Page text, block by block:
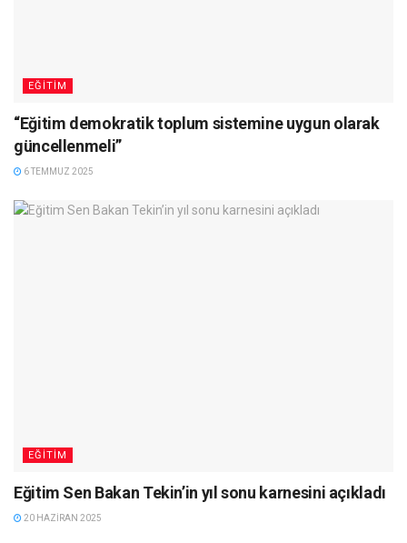
EĞITIM
“Eğitim demokratik toplum sistemine uygun olarak
güncellenmeli”
6 TEMMUZ 2025
EĞITIM
Eğitim Sen Bakan Tekin’in yıl sonu karnesini açıkladı
20 HAZIRAN 2025